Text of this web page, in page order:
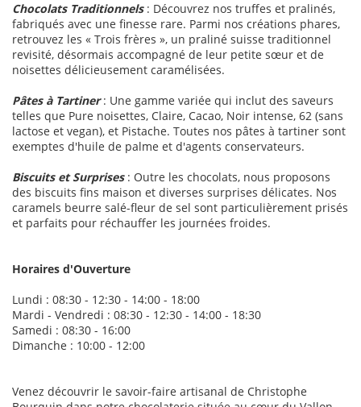
Chocolats Traditionnels: Découvrez nos truffes et pralinés,
fabriqués avec une finesse rare. Parmi nos créations phares,
retrouvez les « Trois frères », un praliné suisse traditionnel
revisité, désormais accompagné de leur petite sœur et de
noisettes délicieusement caramélisées.
Pâtes à Tartiner: Une gamme variée qui inclut des saveurs
telles que Pure noisettes, Claire, Cacao, Noir intense, 62 (sans
lactose et vegan), et Pistache. Toutes nos pâtes à tartiner sont
exemptes d'huile de palme et d'agents conservateurs.
Biscuits et Surprises: Outre les chocolats, nous proposons
des biscuits fins maison et diverses surprises délicates. Nos
caramels beurre salé-fleur de sel sont particulièrement prisés
et parfaits pour réchauffer les journées froides.
Horaires d'Ouverture
Lundi : 08:30 - 12:30 - 14:00 - 18:00
Mardi - Vendredi : 08:30 - 12:30 - 14:00 - 18:30
Samedi : 08:30 - 16:00
Dimanche : 10:00 - 12:00
Venez découvrir le savoir-faire artisanal de Christophe